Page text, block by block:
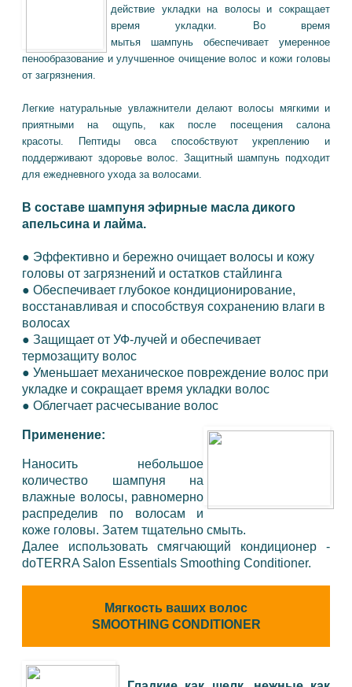
действие укладки на волосы и сокращает
время укладки. Во время
мытья шампунь обеспечивает умеренное
пенообразование и улучшенное очищение волос и кожи головы
от загрязнения.
Легкие натуральные увлажнители делают волосы мягкими и
приятными на ощупь, как после посещения салона
красоты. Пептиды овса способствуют укреплению и
поддерживают здоровье волос. Защитный шампунь подходит
для ежедневного ухода за волосами.
В составе шампуня эфирные масла дикого
апельсина и лайма.
● Эффективно и бережно очищает волосы и кожу
головы от загрязнений и остатков стайлинга
● Обеспечивает глубокое кондиционирование,
восстанавливая и способствуя сохранению влаги в
волосах
● Защищает от УФ-лучей и обеспечивает
термозащиту волос
● Уменьшает механическое повреждение волос при
укладке и сокращает время укладки волос
● Облегчает расчесывание волос
Применение:
Наносить небольшое
количество шампуня на
влажные волосы, равномерно
распределив по волосам и
коже головы. Затем тщательно смыть.
Далее использовать смягчающий кондиционер -
doTERRA Salon Essentials Smoothing Conditioner.
Мягкость ваших волос
SMOOTHING CONDITIONER